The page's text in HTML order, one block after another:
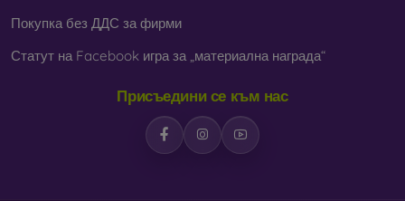
Покупка без ДДС за фирми
Статут на Facebook игра за „материална награда“
Присъедини се към нас